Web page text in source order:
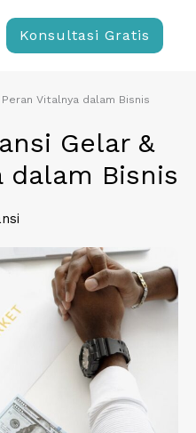
Konsultasi Gratis
Vitalnya dalam Bisnis
Gelar &
dalam Bisnis